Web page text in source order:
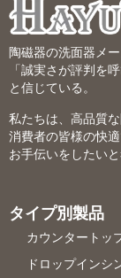
陶磁器の洗面器メ
「誠実さが評判を
と信じている。
私たちは、高品質
消費者の皆様の快
お手伝いをしたいと
タイプ別製品
カウンタートッ
ドロップインシ